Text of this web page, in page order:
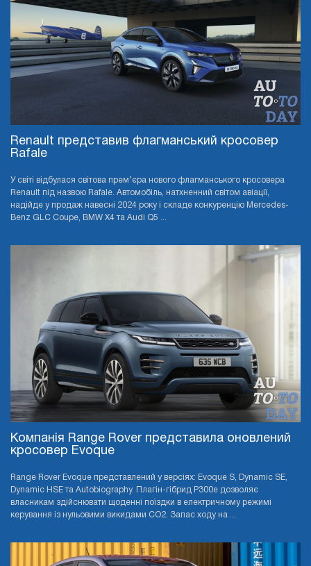
Renault представив флагманський кросовер
Rafale
У світі відбулася світова прем’єра нового флагманського кросовера
Renault під назвою Rafale. Автомобіль, натхненний світом авіації,
надійде у продаж навесні 2024 року і складе конкуренцію Mercedes-
Benz GLC Coupe, BMW X4 та Audi Q5 ...
Компанія Range Rover представила оновлений
кросовер Evoque
Range Rover Evoque представлений у версіях: Evoque S, Dynamic SE,
Dynamic HSE та Autobiography. Плагін-гібрид P300e дозволяє
власникам здійснювати щоденні поїздки в електричному режимі
керування із нульовими викидами CO2. Запас ходу на ...